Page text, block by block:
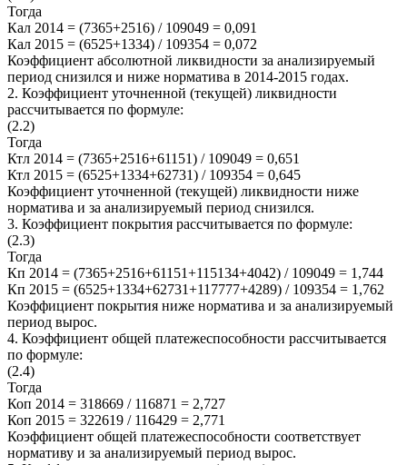
Тогда
Кал 2014 = (7365+2516) / 109049 = 0,091
Кал 2015 = (6525+1334) / 109354 = 0,072
Коэффициент абсолютной ликвидности за анализируемый
период снизился и ниже норматива в 2014-2015 годах.
2. Коэффициент уточненной (текущей) ликвидности
рассчитывается по формуле:
(2.2)
Тогда
Ктл 2014 = (7365+2516+61151) / 109049 = 0,651
Ктл 2015 = (6525+1334+62731) / 109354 = 0,645
Коэффициент уточненной (текущей) ликвидности ниже
норматива и за анализируемый период снизился.
3. Коэффициент покрытия рассчитывается по формуле:
(2.3)
Тогда
Кп 2014 = (7365+2516+61151+115134+4042) / 109049 = 1,744
Кп 2015 = (6525+1334+62731+117777+4289) / 109354 = 1,762
Коэффициент покрытия ниже норматива и за анализируемый
период вырос.
4. Коэффициент общей платежеспособности рассчитывается
по формуле:
(2.4)
Тогда
Коп 2014 = 318669 / 116871 = 2,727
Коп 2015 = 322619 / 116429 = 2,771
Коэффициент общей платежеспособности соответствует
нормативу и за анализируемый период вырос.